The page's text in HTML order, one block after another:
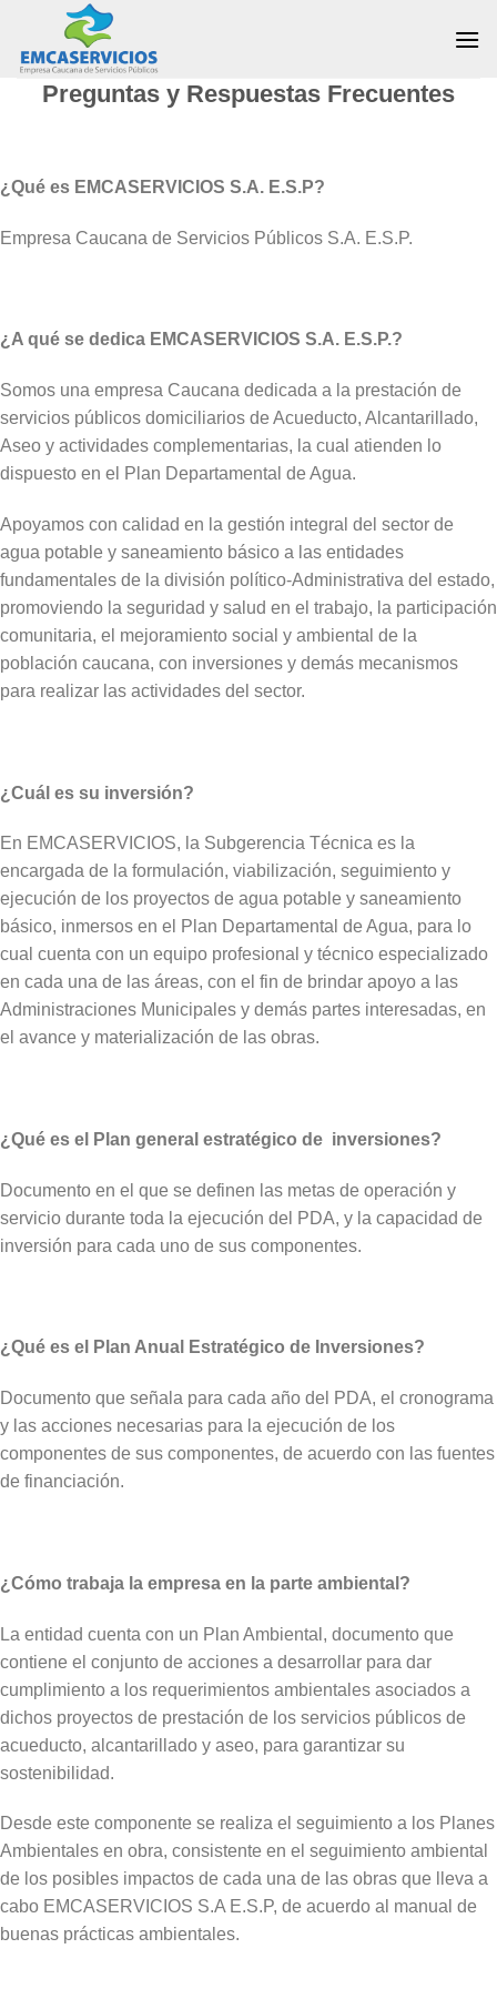
content
Preguntas y Respuestas Frecuentes
¿Qué es EMCASERVICIOS S.A. E.S.P?
Empresa Caucana de Servicios Públicos S.A. E.S.P.
¿A qué se dedica EMCASERVICIOS S.A. E.S.P.?
Somos una empresa Caucana dedicada a la prestación de
servicios públicos domiciliarios de Acueducto, Alcantarillado,
Aseo y actividades complementarias, la cual atienden lo
dispuesto en el Plan Departamental de Agua.
Apoyamos con calidad en la gestión integral del sector de
agua potable y saneamiento básico a las entidades
fundamentales de la división político-Administrativa del estado,
promoviendo la seguridad y salud en el trabajo, la participación
comunitaria, el mejoramiento social y ambiental de la
población caucana, con inversiones y demás mecanismos
para realizar las actividades del sector.
¿Cuál es su inversión?
En EMCASERVICIOS, la Subgerencia Técnica es la
encargada de la formulación, viabilización, seguimiento y
ejecución de los proyectos de agua potable y saneamiento
básico, inmersos en el Plan Departamental de Agua, para lo
cual cuenta con un equipo profesional y técnico especializado
en cada una de las áreas, con el fin de brindar apoyo a las
Administraciones Municipales y demás partes interesadas, en
el avance y materialización de las obras.
¿Qué es el Plan general estratégico de inversiones?
Documento en el que se definen las metas de operación y
servicio durante toda la ejecución del PDA, y la capacidad de
inversión para cada uno de sus componentes.
¿Qué es el Plan Anual Estratégico de Inversiones?
Documento que señala para cada año del PDA, el cronograma
y las acciones necesarias para la ejecución de los
componentes de sus componentes, de acuerdo con las fuentes
de financiación.
¿Cómo trabaja la empresa en la parte ambiental?
La entidad cuenta con un Plan Ambiental, documento que
contiene el conjunto de acciones a desarrollar para dar
cumplimiento a los requerimientos ambientales asociados a
dichos proyectos de prestación de los servicios públicos de
acueducto, alcantarillado y aseo, para garantizar su
sostenibilidad.
Desde este componente se realiza el seguimiento a los Planes
Ambientales en obra, consistente en el seguimiento ambiental
de los posibles impactos de cada una de las obras que lleva a
cabo EMCASERVICIOS S.A E.S.P, de acuerdo al manual de
buenas prácticas ambientales.